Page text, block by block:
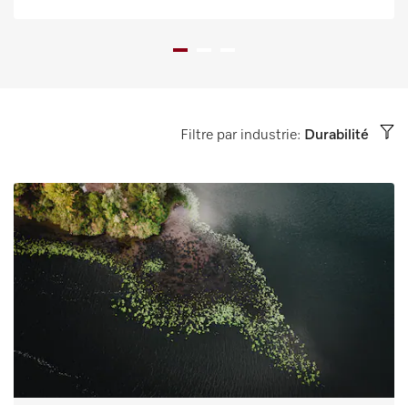
Filtre par industrie: Durabilité